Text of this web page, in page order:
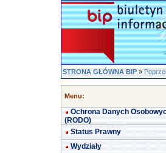
STRONA GŁÓWNA BIP»
Menu:
Ochrona Danych
(RODO)
Status Prawny
Wydziały